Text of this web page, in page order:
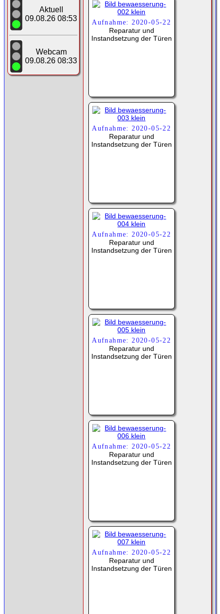
Aktuell
09.08.26 08:53
Webcam
09.08.26 08:33
Aufnahme: 2020-05-22
Reparatur und
Instandsetzung der Türen
Aufnahme: 2020-05-22
Reparatur und
Instandsetzung der Türen
Aufnahme: 2020-05-22
Reparatur und
Instandsetzung der Türen
Aufnahme: 2020-05-22
Reparatur und
Instandsetzung der Türen
Aufnahme: 2020-05-22
Reparatur und
Instandsetzung der Türen
Aufnahme: 2020-05-22
Reparatur und
Instandsetzung der Türen